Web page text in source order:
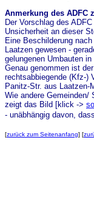
Anmerkung des ADFC
Der Vorschlag des
Unsicherheit an dieser
Eine Beschilderung
Laatzen gewesen -
gelungenen Umbauten
Genau genommen ist
rechtsabbiegende (Kfz-)
Panitz-Str. aus Laatzen-
Wie andere Gemeinden/
zeigt das Bild [klick ->
- unäbhängig davon,
[zurück zum Seitenanfang] [